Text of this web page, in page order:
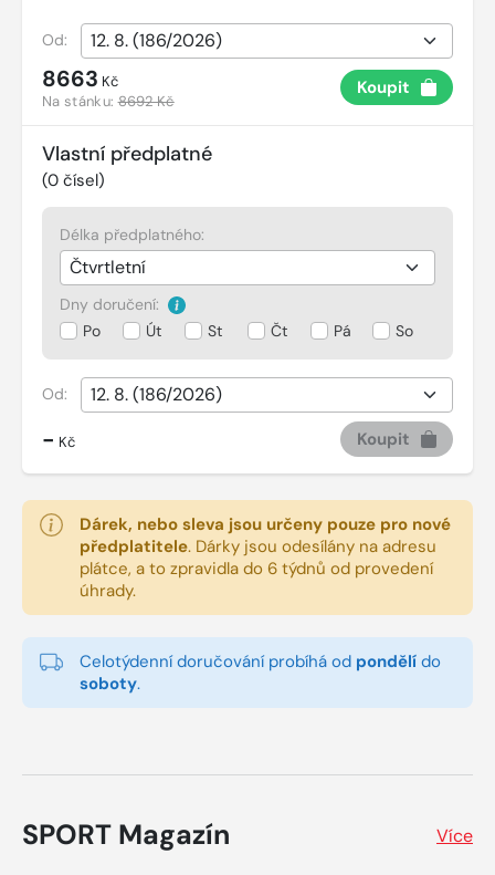
Od:
8663 Kč
Na stánku:8692 Kč
Koupit
Vlastní předplatné
(0 čísel)
Délka předplatného:
Dny doručení:
Po
Út St Čt Pá So
Od:
- Kč Koupit
Dárek, nebo sleva jsou určeny pouze pro nové
předplatitele. Dárky jsou odesílány na adresu
plátce, a to zpravidla do 6 týdnů od provedení
úhrady.
Celotýdenní doručování probíhá od pondělí do
soboty.
SPORT Magazín Více